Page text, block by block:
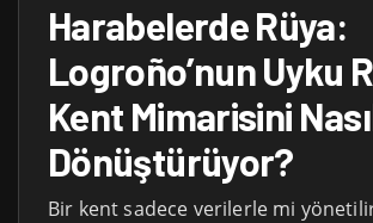
Harabelerde Rüya:
Logroño’nun Uyku
Kent Mimarisini
Dönüştürüyor?
Bir kent sadece verilerle mi